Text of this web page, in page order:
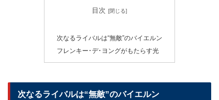
目次
次なるライバルは“無敵”のバイエルン
フレンキー･デ･ヨングがもたらす光
次なるライバルは“無敵”のバイエルン